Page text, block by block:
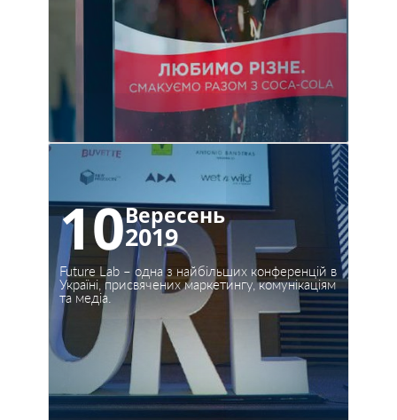
10Вересень
2019
Future Lab – одна з найбільших конференцій в
Україні, присвячених маркетингу, комунікаціям
та медіа.